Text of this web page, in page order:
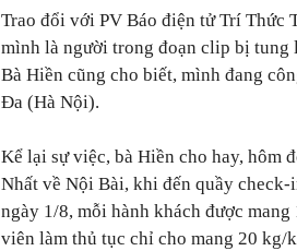
Trao đổi với PV Báo điện tử Trí Thức
mình là người trong đoạn clip bị tung
Bà Hiền cũng cho biết, mình đang
Đa (Hà Nội).
Kể lại sự việc, bà Hiền cho hay, hôm
Nhất về Nội Bài, khi đến quầy
ngày 1/8, mỗi hành khách được
viên làm thủ tục chỉ cho mang 20 kg/